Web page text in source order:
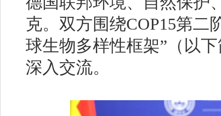
克。双方围绕COP15第二
球生物多样性框架”（以
深入交流。